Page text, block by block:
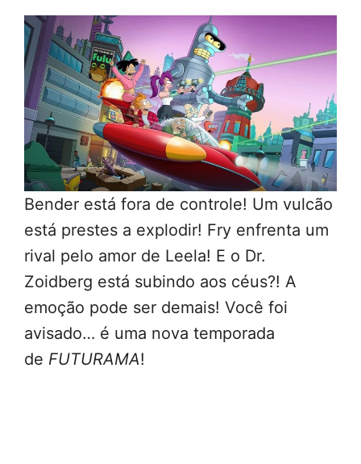
Bender está fora de controle! Um vulcão
está prestes a explodir! Fry enfrenta um
rival pelo amor de Leela! E o Dr.
Zoidberg está subindo aos céus?! A
emoção pode ser demais! Você foi
avisado… é uma nova temporada
de FUTURAMA!